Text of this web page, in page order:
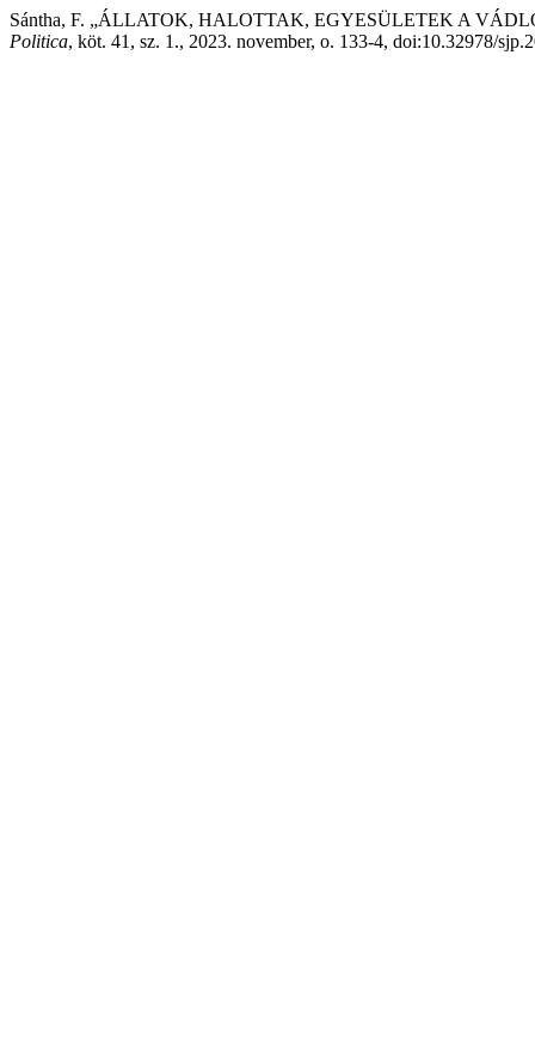
Sántha, F. „ÁLLATOK, HALOTTAK, EGYESÜLETEK A
Politica, köt. 41, sz. 1., 2023. november, o. 133-4, doi:10.32978/